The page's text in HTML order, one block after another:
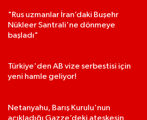
"Rus uzmanlar İran’daki Buşehr
Nükleer Santrali'ne dönmeye
başladı"
Türkiye'den AB vize serbestisi için
yeni hamle geliyor!
Netanyahu, Barış Kurulu'nun
açıkladığı Gazze’deki ateşkesin